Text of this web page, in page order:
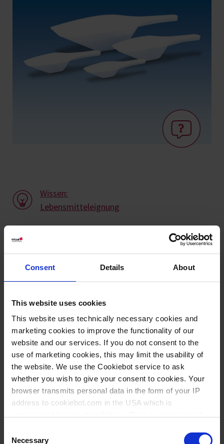
Consent Details About
This website uses cookies
This website uses technically necessary cookies and
marketing cookies to improve the functionality of our
website and our services. If you do not consent to the
use of marketing cookies, this may limit the usability of
the website. We use the Cookiebot service to ask
whether you wish to give your consent to cookies. Your
browser transmits personal data in the form of your IP
address to cookiebot.com in the USA which is
follow your cookie preferences for future page visits. The
Selection
Necessary
Wissen:
Lebensmitteleignung
Varianten / Größen
Volumen ml Länge mm
Art.-Nr.
5
110
39394
25
140 12
39494
50
170 12
39594
100
220 12
39694
250
270 6
500
330 6
39894
1000
39994